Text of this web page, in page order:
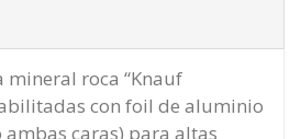
mineral roca “Knauf
con foil de aluminio
ambas caras) para altas